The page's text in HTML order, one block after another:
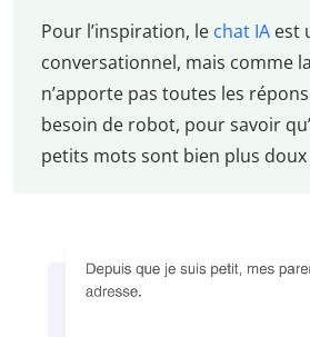
Pour l’inspiration, le chat IAest
conversationnel, mais comme
n’apporte pas toutes les
besoin de robot, pour savoir
petits mots sont bien plus doux